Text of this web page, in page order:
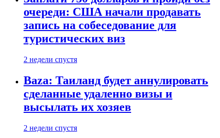
очереди: США начали продавать
запись на собеседование для
туристических виз
2 недели спустя
Baza: Таиланд будет аннулировать
сделанные удаленно визы и
высылать их хозяев
2 недели спустя